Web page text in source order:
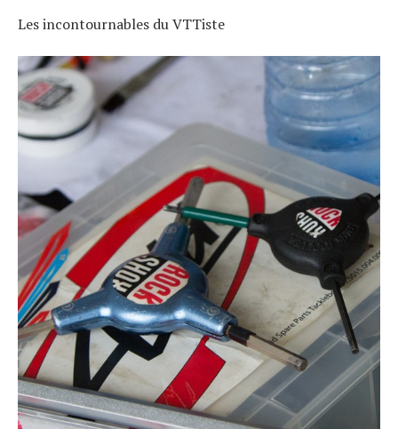
Les incontournables du VTTiste